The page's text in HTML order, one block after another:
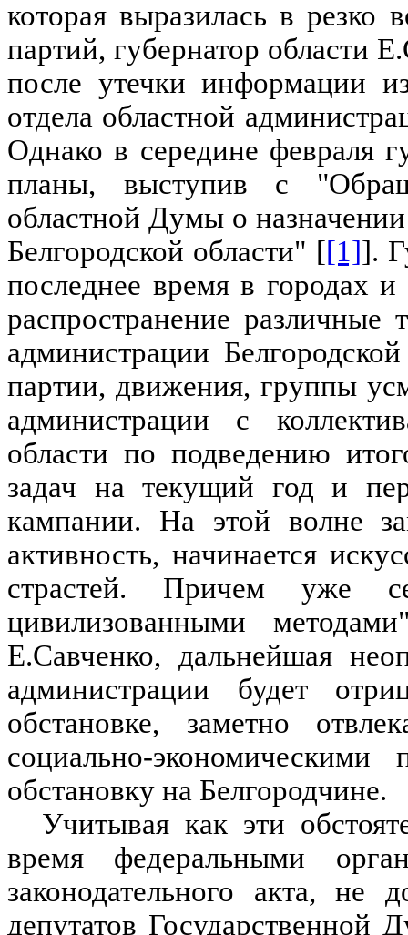
которая выразилась в резко
партий, губернатор области
после утечки информации
отдела областной
Однако в середине февраля
планы, выступив с
областной Думы о
Белгородской области" [[1]].
последнее время в городах
распространение различные
администрации
партии, движения, группы
администрации с
области по подведению
задач на текущий год и
кампании. На этой волне
активность, начинается
страстей. Причем уже
цивилизованными
Е.Савченко, дальнейшая
администрации будет
обстановке, заметно
социально-экономическими
обстановку на Белгородчине.
Учитывая как эти
время федеральными
законодательного акта, не
депутатов